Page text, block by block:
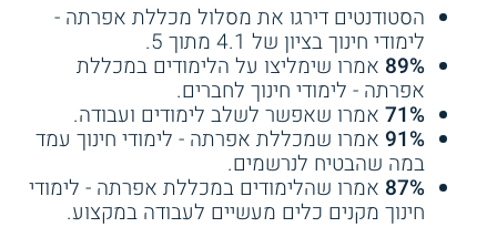
הסטודנטים דירגו את מסלול מכללת אפרתה -
לימודי חינוך בציון של 4.1 מתוך 5.
89% אמרו שימליצו על הלימודים במכללת
אפרתה - לימודי חינוך לחברים.
71% אמרו שאפשר לשלב לימודים ועבודה.
91% אמרו שמכללת אפרתה - לימודי חינוך עמד
במה שהבטיח לנרשמים.
87% אמרו שהלימודים במכללת אפרתה - לימודי
חינוך מקנים כלים מעשיים לעבודה במקצוע.